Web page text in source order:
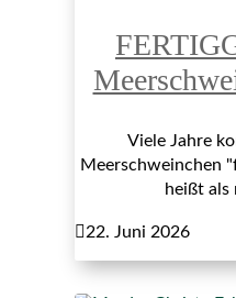
Viele Jahre
Meerschweinchen
heißt als
22. Juni 2026